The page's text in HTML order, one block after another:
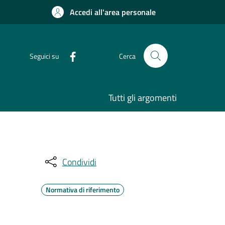
Accedi all'area personale
Seguici su Cerca
Tutti gli argomenti
Condividi
Normativa di riferimento